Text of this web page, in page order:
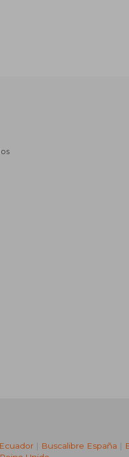
| Buscalibre España |